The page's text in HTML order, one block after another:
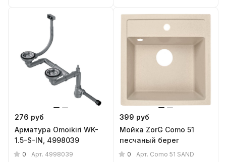
276 руб
Арматура Omoikiri WK-
1.5-S-IN, 4998039
0 Арт. 4998039
399 руб
Мойка ZorG Como 51
песчаный берег
0 Арт. Como 51 SAND